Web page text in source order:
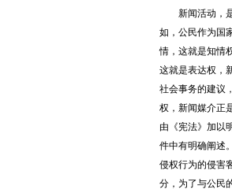
新闻活动，是
如，公民作为国
情，这就是知情
这就是表达权，
社会事务的建议
权，新闻媒介正
由《宪法》加以
件中有明确阐述
侵权行为的侵害
分，为了与公民